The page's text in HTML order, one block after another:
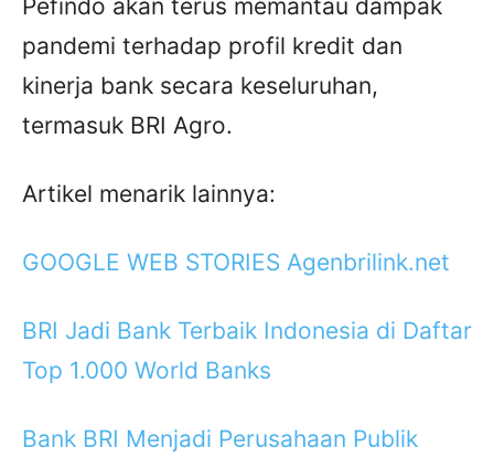
Pefindo akan terus memantau dampak
pandemi terhadap profil kredit dan
kinerja bank secara keseluruhan,
termasuk BRI Agro.
Artikel menarik lainnya:
GOOGLE WEB STORIES Agenbrilink.net
BRI Jadi Bank Terbaik Indonesia di Daftar
Top 1.000 World Banks
Bank BRI Menjadi Perusahaan Publik